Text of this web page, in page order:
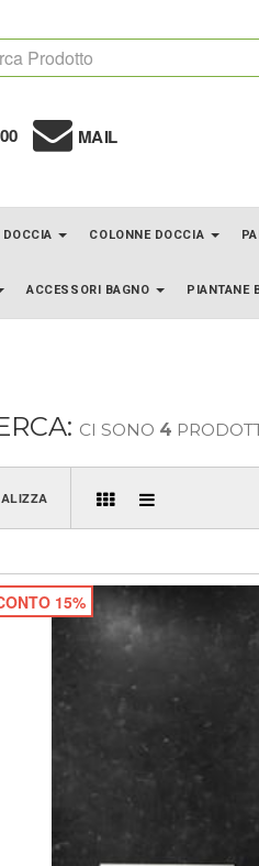
MAIL
DOCCIA COLONNE DOCCIA
ACCESSORI BAGNO PIANTANE
CI SONO 4
15%